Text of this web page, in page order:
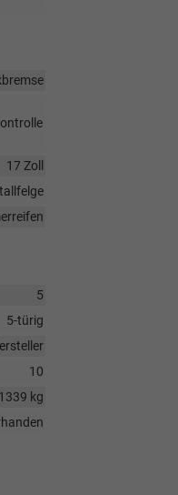
17 Zoll
5
5-türig
10
1339 kg